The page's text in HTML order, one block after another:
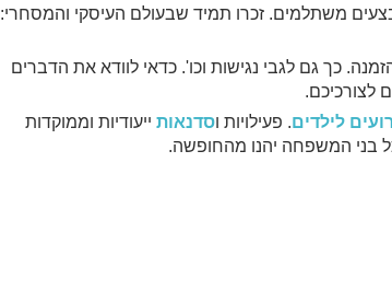
משתלמים. זכרו תמיד שבעולם העיסקי והמסחרי:
כך גם לגבי נגישות וכו'. כדאי לוודא את הדברים
לצורכיכם.
לילדים. פעילויות וסדנאות ייעודיות וממוקדות
בני המשפחה יהנו מהחופשה.